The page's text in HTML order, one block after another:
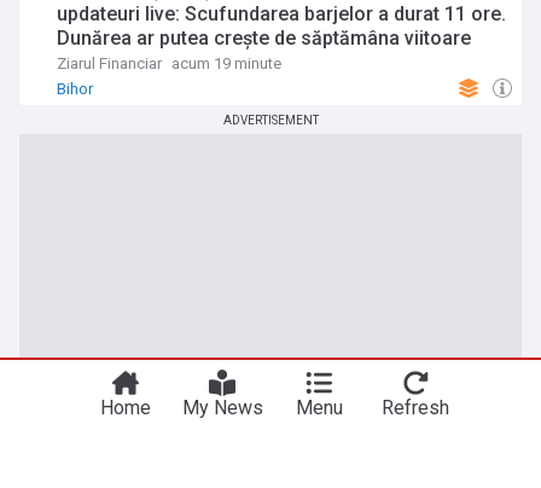
updateuri live: Scufundarea barjelor a durat 11 ore.
Dunărea ar putea creşte de săptămâna viitoare
Ziarul Financiar acum 19 minute
Bihor
ADVERTISEMENT
Home My News Menu Refresh